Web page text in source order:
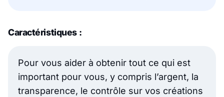
Caractéristiques :
Pour vous aider à obtenir tout ce qui est
important pour vous, y compris l’argent, la
transparence, le contrôle sur vos créations